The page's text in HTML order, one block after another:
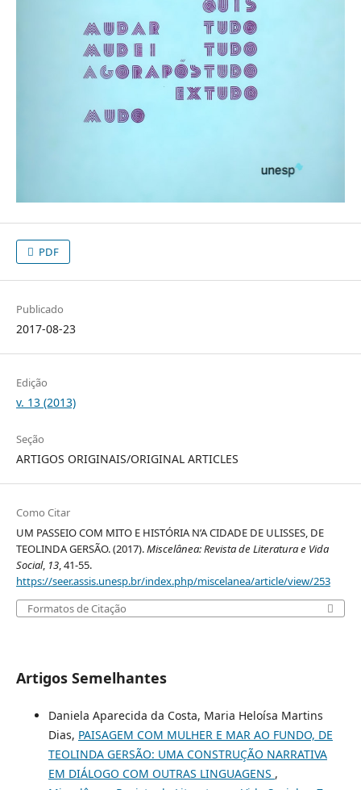
PDF
Publicado
2017-08-23
Edição
v. 13 (2013)
Seção
ARTIGOS ORIGINAIS/ORIGINAL ARTICLES
Como Citar
UM PASSEIO COM MITO E HISTÓRIA N’A CIDADE DE ULISSES, DE
TEOLINDA GERSÃO. (2017).Miscelânea: Revista de Literatura e Vida
Social, 13, 41-55.
https://seer.assis.unesp.br/index.php/miscelanea/article/view/253
Formatos de Citação
Artigos Semelhantes
Daniela Aparecida da Costa, Maria Heloísa Martins
Dias, PAISAGEM COM MULHER E MAR AO FUNDO, DE
TEOLINDA GERSÃO: UMA CONSTRUÇÃO NARRATIVA
EM DIÁLOGO COM OUTRAS LINGUAGENS ,